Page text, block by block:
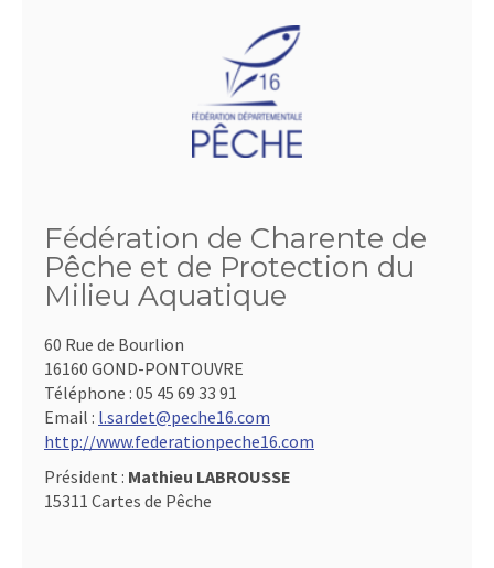
Fédération de Charente de
Pêche et de Protection du
Milieu Aquatique
60 Rue de Bourlion
16160 GOND-PONTOUVRE
Téléphone : 05 45 69 33 91
Email : l.sardet@peche16.com
http://www.federationpeche16.com
Président : Mathieu LABROUSSE
15311 Cartes de Pêche